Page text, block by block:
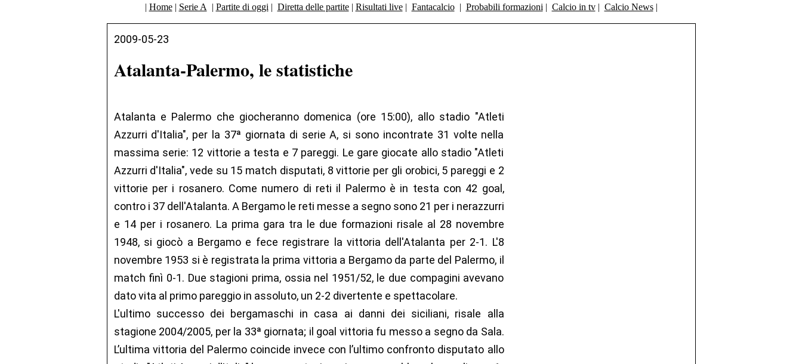
| Home| Serie A | Partite di oggi | Diretta delle partite| Risultati live| Fantacalcio| Probabili formazioni | Calcio in tv| Calcio News|
2009-05-23
Atalanta-Palermo, le statistiche
Atalanta e Palermo che giocheranno domenica (ore 15:00), allo stadio "Atleti
Azzurri d'Italia", per la 37ª giornata di serie A, si sono incontrate 31 volte nella
massima serie: 12 vittorie a testa e 7 pareggi. Le gare giocate allo stadio "Atleti
Azzurri d'Italia", vede su 15 match disputati, 8 vittorie per gli orobici, 5 pareggi e 2
vittorie per i rosanero. Come numero di reti il Palermo è in testa con 42 goal,
contro i 37 dell'Atalanta. A Bergamo le reti messe a segno sono 21 per i nerazzurri
e 14 per i rosanero. La prima gara tra le due formazioni risale al 28 novembre
1948, si giocò a Bergamo e fece registrare la vittoria dell'Atalanta per 2-1. L'8
novembre 1953 si è registrata la prima vittoria a Bergamo da parte del Palermo, il
match finì 0-1. Due stagioni prima, ossia nel 1951/52, le due compagini avevano
dato vita al primo pareggio in assoluto, un 2-2 divertente e spettacolare.
L'ultimo successo dei bergamaschi in casa ai danni dei siciliani, risale alla
stagione 2004/2005, per la 33ª giornata; il goal vittoria fu messo a segno da Sala.
L’ultima vittoria del Palermo coincide invece con l’ultimo confronto disputato allo